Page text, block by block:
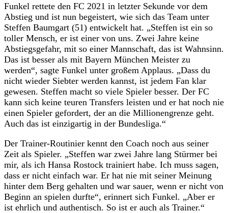
Funkel rettete den FC 2021 in letzter Sekunde vor dem
Abstieg und ist nun begeistert, wie sich das Team unter
Steffen Baumgart (51) entwickelt hat. „Steffen ist ein so
toller Mensch, er ist einer von uns. Zwei Jahre keine
Abstiegsgefahr, mit so einer Mannschaft, das ist Wahnsinn.
Das ist besser als mit Bayern München Meister zu
werden“, sagte Funkel unter großem Applaus. „Dass du
nicht wieder Siebter werden kannst, ist jedem Fan klar
gewesen. Steffen macht so viele Spieler besser. Der FC
kann sich keine teuren Transfers leisten und er hat noch nie
einen Spieler gefordert, der an die Millionengrenze geht.
Auch das ist einzigartig in der Bundesliga.“
Der Trainer-Routinier kennt den Coach noch aus seiner
Zeit als Spieler. „Steffen war zwei Jahre lang Stürmer bei
mir, als ich Hansa Rostock trainiert habe. Ich muss sagen,
dass er nicht einfach war. Er hat nie mit seiner Meinung
hinter dem Berg gehalten und war sauer, wenn er nicht von
Beginn an spielen durfte“, erinnert sich Funkel. „Aber er
ist ehrlich und authentisch. So ist er auch als Trainer.“